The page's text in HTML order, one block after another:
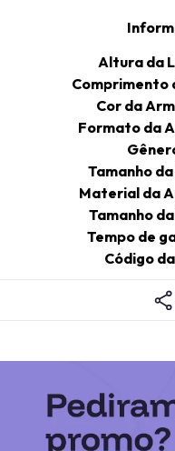
Altura da
Comprimento
Cor da
Formato da
Tamanho
Material da
Tamanho
Tempo de
Código